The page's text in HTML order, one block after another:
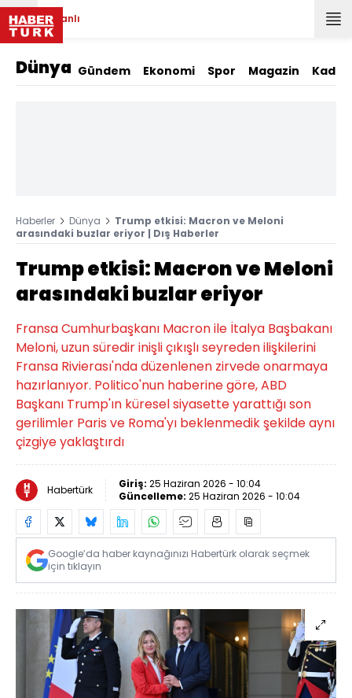
Canlı
Dünya Gündem Ekonomi Spor Magazin Kadın
Haberler Dünya
Trump etkisi: Macron ve Meloni
arasındaki buzlar eriyor | Dış Haberler
Trump etkisi: Macron ve Meloni
arasındaki buzlar eriyor
Fransa Cumhurbaşkanı Macron ile İtalya Başbakanı
Meloni, uzun süredir inişli çıkışlı seyreden ilişkilerini
Fransa Rivierası'nda düzenlenen zirvede onarmaya
hazırlanıyor. Politico'nun haberine göre, ABD
Başkanı Trump'ın küresel siyasette yarattığı son
gerilimler Paris ve Roma'yı beklenmedik şekilde aynı
çizgiye yaklaştırdı
Habertürk Giriş: 25 Haziran 2026 - 10:04
Güncelleme: 25 Haziran 2026 - 10:04
Google’da haber kaynağınızı Habertürk olarak seçmek
için tıklayın